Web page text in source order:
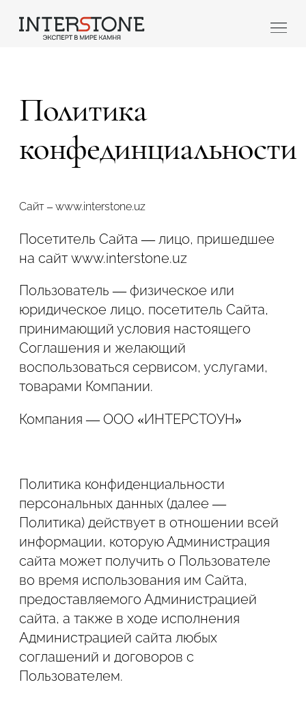
Политика
конфединциальности
Сайт – www.interstone.uz
Посетитель Сайта — лицо, пришедшее
на сайт www.interstone.uz
Пользователь — физическое или
юридическое лицо, посетитель Сайта,
принимающий условия настоящего
Соглашения и желающий
воспользоваться сервисом, услугами,
товарами Компании.
Компания — ООО «ИНТЕРСТОУН»
Политика конфиденциальности
персональных данных (далее —
Политика) действует в отношении всей
информации, которую Администрация
сайта может получить о Пользователе
во время использования им Сайта,
предоставляемого Администрацией
сайта, а также в ходе исполнения
Администрацией сайта любых
соглашений и договоров с
Пользователем.
Обработчик Дизайнер
Подтвердите, что вы не робот
ОТПРАВИТЬ ЗАЯВКУ
Подтвердите, что вы не робот
Подтвердите, что вы не робот